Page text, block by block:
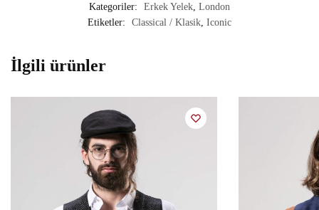
Kategoriler:
Erkek Yelek London
Etiketler:
Classical / Klasik Iconic
İlgili ürünler